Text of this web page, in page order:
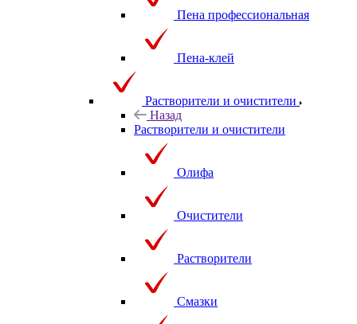
Пена профессиональная
Пена-клей
Растворители и очистители
Назад
Растворители и очистители
Олифа
Очистители
Растворители
Смазки